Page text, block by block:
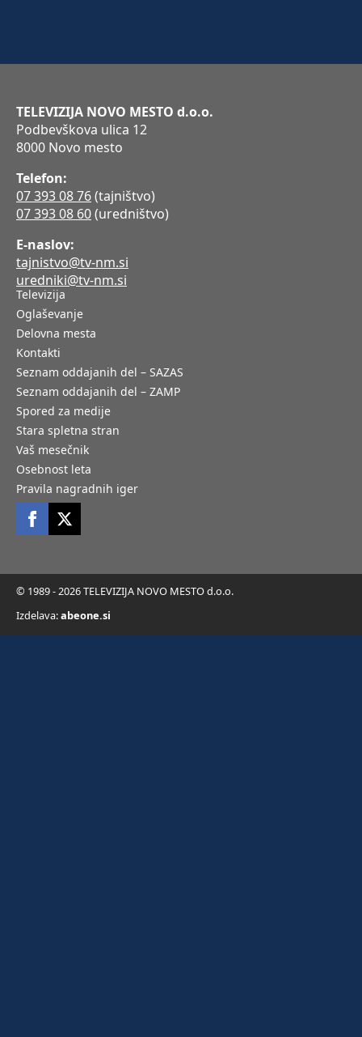
TELEVIZIJA NOVO MESTO d.o.o.
Podbevškova ulica 12
8000 Novo mesto
Telefon:
07 393 08 76(tajništvo)
07 393 08 60(uredništvo)
E-naslov:
tajnistvo@tv-nm.si
uredniki@tv-nm.si
Televizija
Oglaševanje
Delovna mesta
Kontakti
Seznam oddajanih del – SAZAS
Seznam oddajanih del – ZAMP
Spored za medije
Stara spletna stran
Vaš mesečnik
Osebnost leta
Pravila nagradnih iger
© 1989 - 2026 TELEVIZIJA NOVO MESTO d.o.o.
Izdelava:abeone.si